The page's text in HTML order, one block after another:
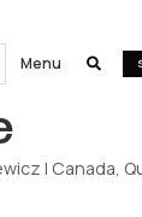
Menu 
| Canada,